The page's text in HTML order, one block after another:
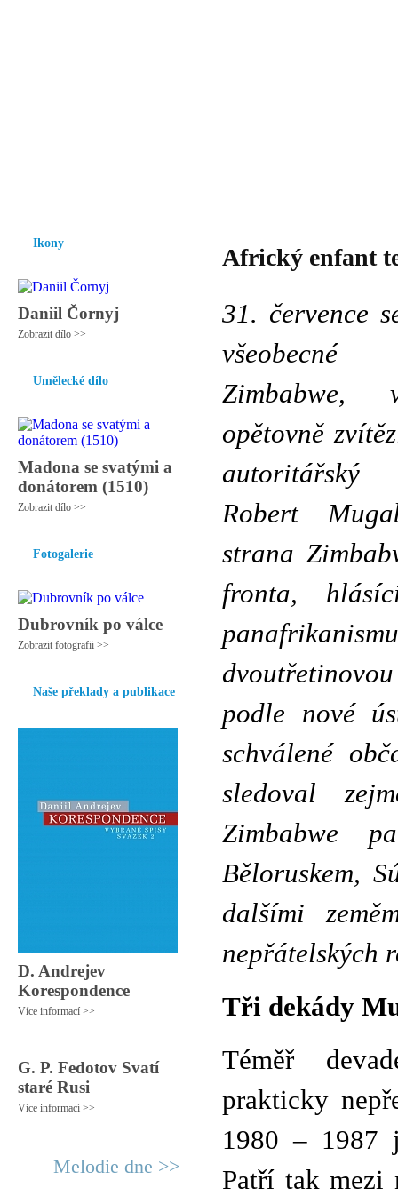
Ikony
Daniil Čornyj
Zobrazit dílo >>
Umělecké dílo
Madona se svatými a
donátorem (1510)
Zobrazit dílo >>
Fotogalerie
Dubrovník po válce
Zobrazit fotografii >>
Naše překlady a publikace
D. Andrejev
Korespondence
Více informací >>
G. P. Fedotov Svatí
staré Rusi
Více informací >>
Melodie dne >>
Africký enfant
31. července
Zimbabwe,
opětovně
Robert
strana
fronta,
podle nové
schválené
sledoval
Zimbabwe
Běloruskem,
dalšími
nepřátelských
Tři dekády
Téměř
prakticky
1980 – 1987
Patří tak mezi